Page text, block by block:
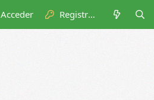
Acceder Registrarse